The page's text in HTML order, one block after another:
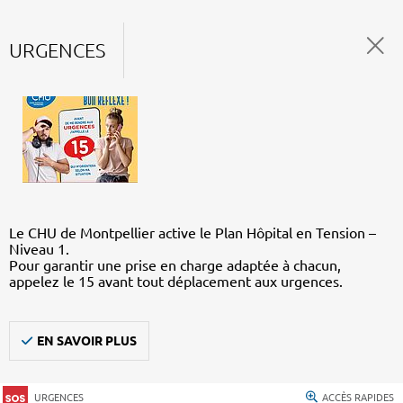
URGENCES
Le CHU de Montpellier active le Plan Hôpital en Tension –
Niveau 1.
Pour garantir une prise en charge adaptée à chacun,
appelez le 15 avant tout déplacement aux urgences.
EN SAVOIR PLUS
URGENCES ACCÈS RAPIDES